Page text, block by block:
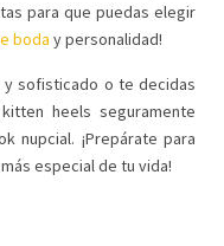
para que puedas elegir
boda y personalidad!
sofisticado o te decidas
heels seguramente
nupcial. ¡Prepárate para
especial de tu vida!